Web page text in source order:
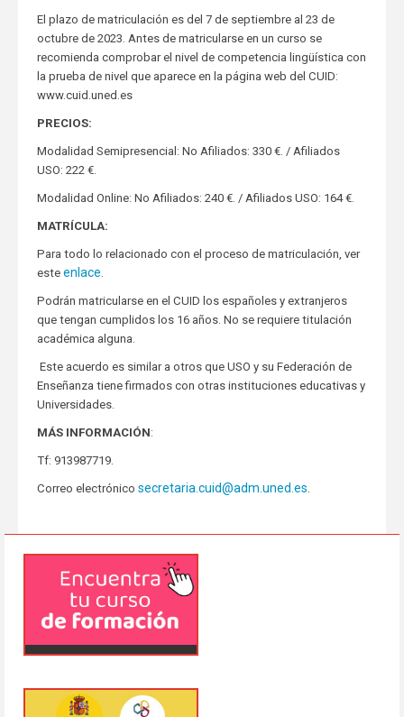
El plazo de matriculación es del 7 de septiembre al 23 de
octubre de 2023. Antes de matricularse en un curso se
recomienda comprobar el nivel de competencia lingüística con
la prueba de nivel que aparece en la página web del CUID:
www.cuid.uned.es
PRECIOS:
Modalidad Semipresencial: No Afiliados: 330 €. / Afiliados
USO: 222 €.
Modalidad Online: No Afiliados: 240 €. / Afiliados USO: 164 €.
MATRÍCULA:
Para todo lo relacionado con el proceso de matriculación, ver
este enlace
Podrán matricularse en el CUID los españoles y extranjeros
que tengan cumplidos los 16 años. No se requiere titulación
académica alguna.
Este acuerdo es similar a otros que USO y su Federación de
Enseñanza tiene firmados con otras instituciones educativas y
Universidades.
MÁS INFORMACIÓN:
Tf: 913987719.
Correo electrónico secretaria.cuid@adm.uned.es